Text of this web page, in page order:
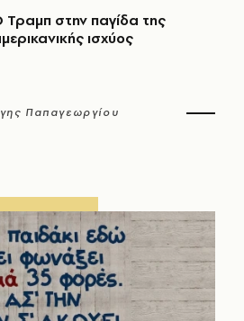
Τραμπ στην παγίδα της
ισχύος
Παπαγεωργίου